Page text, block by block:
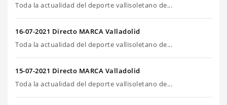
Toda la actualidad del deporte vallisoletano de...
16-07-2021 Directo MARCA Valladolid
Toda la actualidad del deporte vallisoletano de...
15-07-2021 Directo MARCA Valladolid
Toda la actualidad del deporte vallisoletano de...